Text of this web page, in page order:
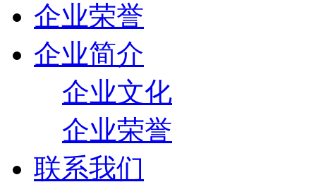
企业荣誉
企业简介
企业文化
企业荣誉
联系我们